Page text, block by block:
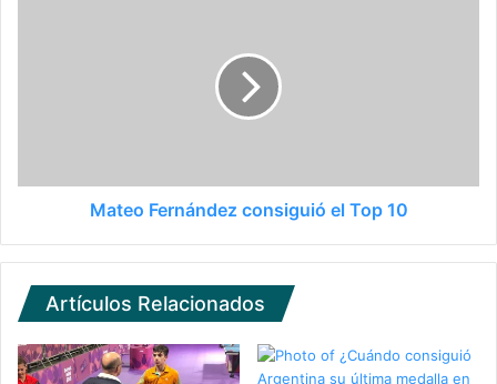
Mateo Fernández consiguió el Top 10
Artículos Relacionados